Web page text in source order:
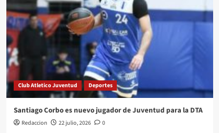
Club Atletico Juventud Deportes
Santiago Corbo es nuevo jugador de Juventud para la DTA
Redaccion 22 julio, 2026 0